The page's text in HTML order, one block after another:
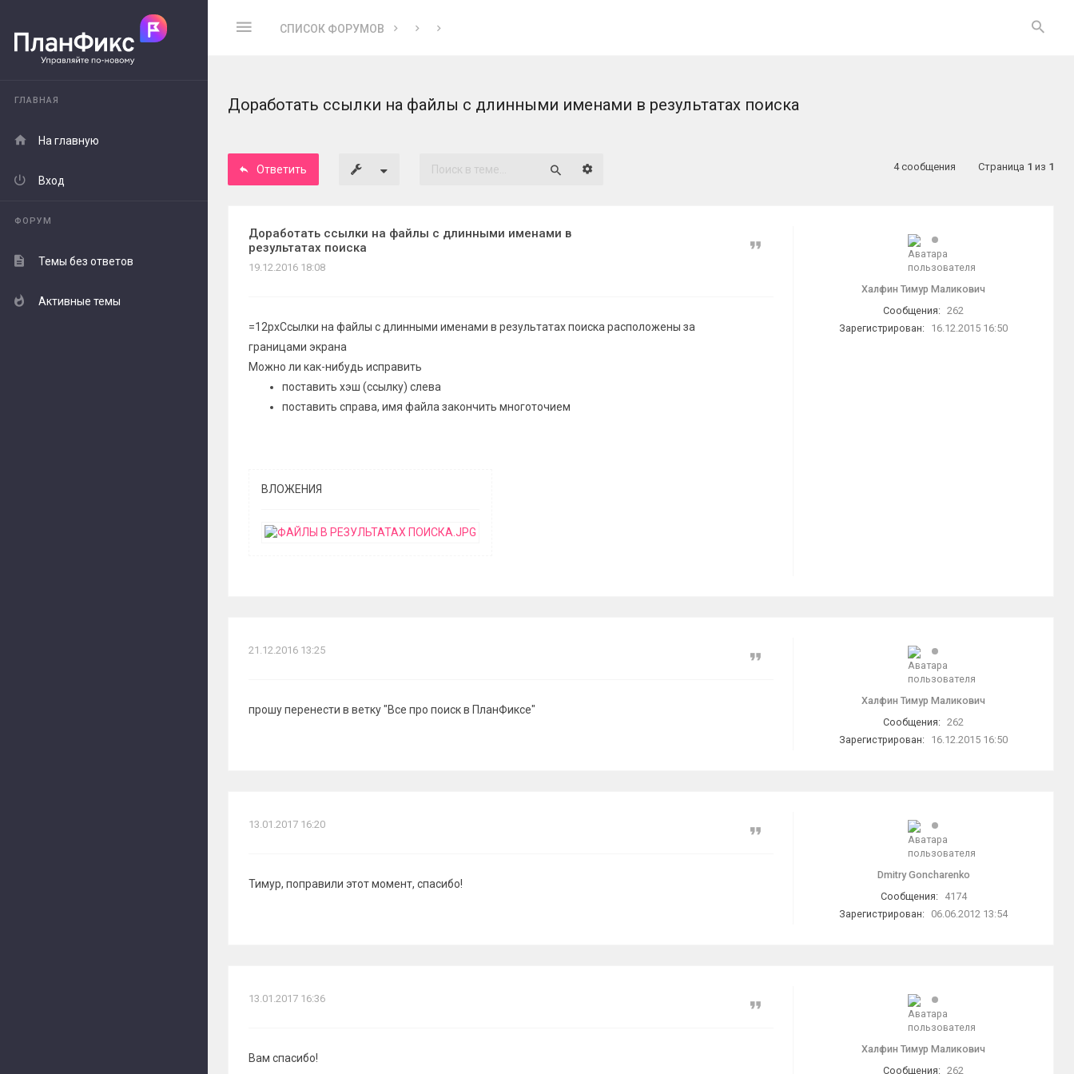
СПИСОК ФОРУМОВ
ГЛАВНАЯ
На главную
Вход
ФОРУМ
Темы без ответов
Активные темы
Доработать ссылки на файлы с длинными именами в результатах поиска
Ответить
Расширенный поиск 4 сообщения Страница 1 из 1
Халфин Тимур Маликович
Сообщения: 262
Зарегистрирован:
16.12.2015 16:50
Доработать ссылки на файлы с длинными именами в
результатах поиска
Цитата
19.12.2016 18:08
=12pxСсылки на файлы с длинными именами в результатах поиска расположены за
границами экрана
Можно ли как-нибудь исправить
поставить хэш (ссылку) слева
поставить справа, имя файла закончить многоточием
ВЛОЖЕНИЯ
Халфин Тимур Маликович
Сообщения: 262
Зарегистрирован:
16.12.2015 16:50
Цитата
21.12.2016 13:25
прошу перенести в ветку "Все про поиск в ПланФиксе"
Dmitry Goncharenko
Сообщения:
4174
Зарегистрирован:
06.06.2012 13:54
Цитата
13.01.2017 16:20
Тимур, поправили этот момент, спасибо!
Халфин Тимур Маликович
Сообщения: 262
Цитата
13.01.2017 16:36
Вам спасибо!